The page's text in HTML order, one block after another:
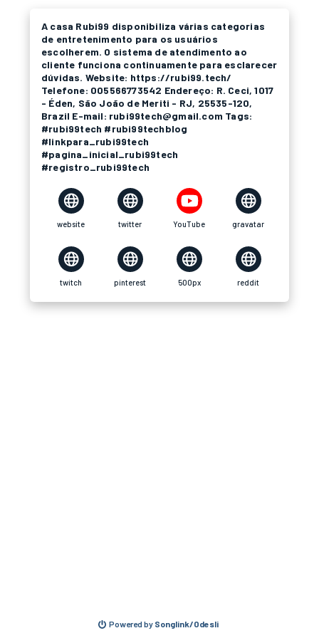
A casa Rubi99 disponibiliza várias categorias
de entretenimento para os usuários
escolherem. O sistema de atendimento ao
cliente funciona continuamente para esclarecer
dúvidas. Website: https://rubi99.tech/
Telefone: 005566773542 Endereço: R. Ceci, 1017
- Éden, São João de Meriti - RJ, 25535-120,
Brazil E-mail: rubi99tech@gmail.com Tags:
#rubi99tech #rubi99techblog
#linkpara_rubi99tech
#pagina_inicial_rubi99tech
#registro_rubi99tech
website twitter YouTube gravatar
twitch pinterest 500px reddit
Powered by Songlink/Odesli